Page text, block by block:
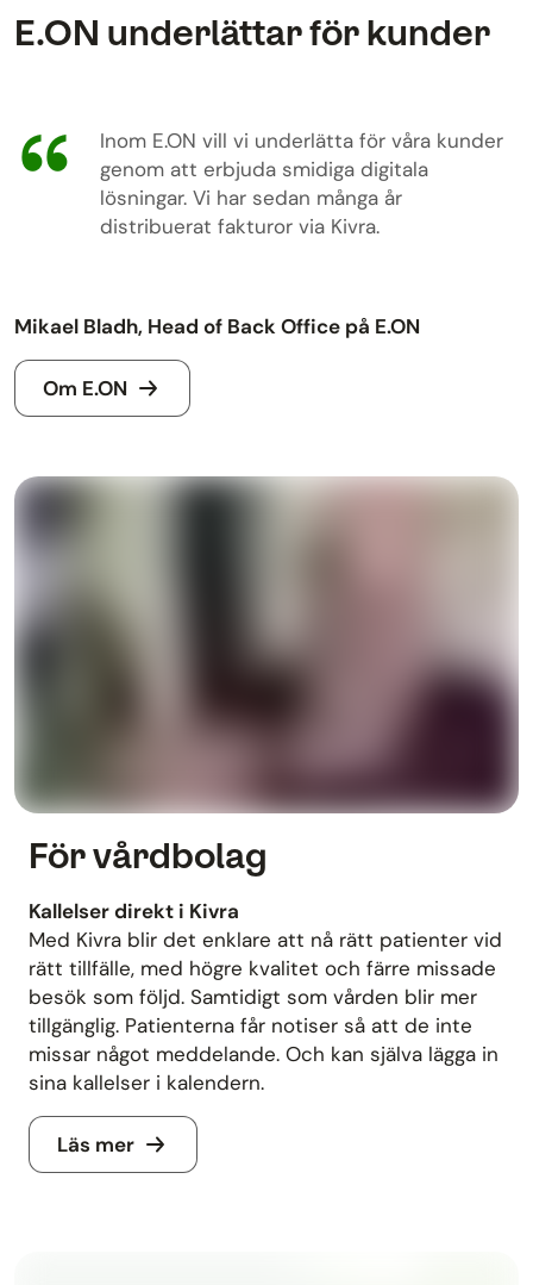
E.ON underlättar för kunder
Inom E.ON vill vi underlätta för våra kunder
genom att erbjuda smidiga digitala
lösningar. Vi har sedan många år
distribuerat fakturor via Kivra.
Mikael Bladh, Head of Back Office på E.ON
Om E.ON
För vårdbolag
Kallelser direkt i Kivra
Med Kivra blir det enklare att nå rätt patienter vid
rätt tillfälle, med högre kvalitet och färre missade
besök som följd. Samtidigt som vården blir mer
tillgänglig. Patienterna får notiser så att de inte
missar något meddelande. Och kan själva lägga in
sina kallelser i kalendern.
Läs mer